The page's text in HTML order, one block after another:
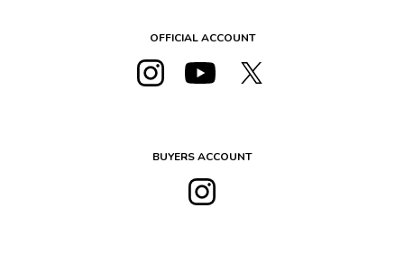
OFFICIAL ACCOUNT
BUYERS ACCOUNT